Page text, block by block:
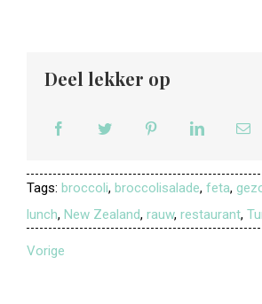
Deel lekker op
Tags: broccoli, broccolisalade, feta,
lunch, New Zealand, rauw, restaurant,
Vorige